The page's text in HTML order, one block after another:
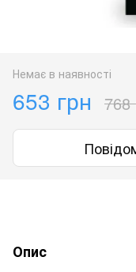
Немає в наявності
653 грн 768
Опис